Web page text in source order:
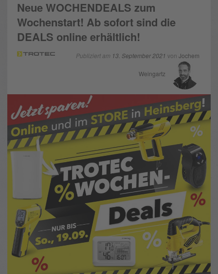
Neue WOCHENDEALS zum
Wochenstart! Ab sofort sind die
DEALS online erhältlich!
Publiziert am 13. September 2021 von Jochem
Weingartz